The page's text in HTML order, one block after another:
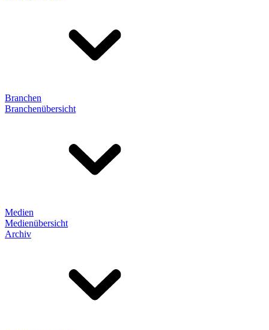
Branchen
Branchenübersicht
Medien
Medienübersicht
Archiv